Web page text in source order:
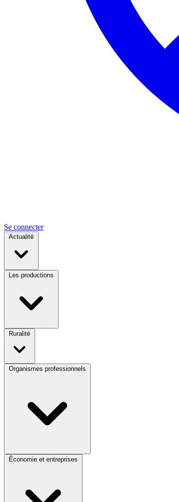
Se connecter
Actualité
Les productions
Ruralité
Organismes professionnels
Économie et entreprises